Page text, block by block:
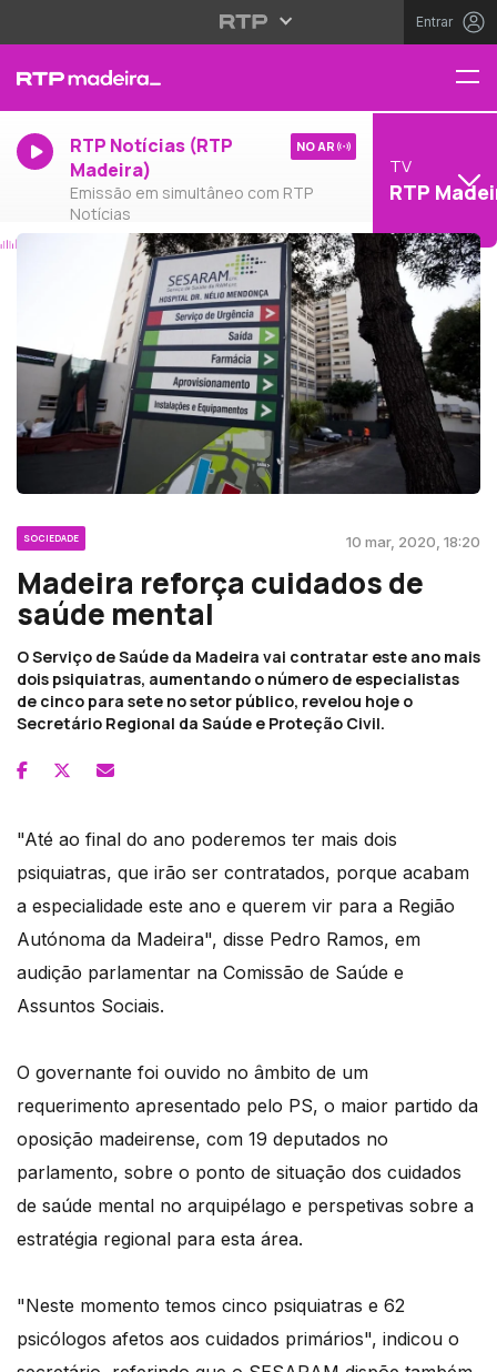
Entrar
RTP Notícias (RTP
Madeira)
Emissão em simultâneo com RTP
Notícias
NO AR
TV
RTP
SOCIEDADE 10 mar, 2020, 18:20
Madeira reforça cuidados de
saúde mental
O Serviço de Saúde da Madeira vai contratar este ano mais
dois psiquiatras, aumentando o número de especialistas
de cinco para sete no setor público, revelou hoje o
Secretário Regional da Saúde e Proteção Civil.
"Até ao final do ano poderemos ter mais dois
psiquiatras, que irão ser contratados, porque acabam
a especialidade este ano e querem vir para a Região
Autónoma da Madeira", disse Pedro Ramos, em
audição parlamentar na Comissão de Saúde e
Assuntos Sociais.
O governante foi ouvido no âmbito de um
requerimento apresentado pelo PS, o maior partido da
oposição madeirense, com 19 deputados no
parlamento, sobre o ponto de situação dos cuidados
de saúde mental no arquipélago e perspetivas sobre a
estratégia regional para esta área.
"Neste momento temos cinco psiquiatras e 62
psicólogos afetos aos cuidados primários", indicou o